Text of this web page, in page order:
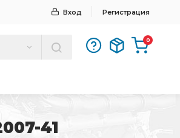
Вход Регистрация
0
41